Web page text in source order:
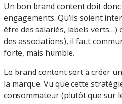
Un bon brand content doit
engagements. Qu’ils soient
être des salariés, labels verts…)
des associations), il faut
forte, mais humble.
Le brand content sert à créer
la marque. Vu que cette
consommateur (plutôt que sur